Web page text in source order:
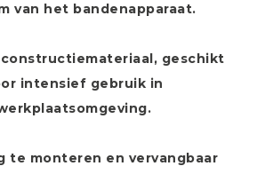
van het bandenapparaat.
constructiemateriaal, geschikt
intensief gebruik in
te monteren en vervangbaar